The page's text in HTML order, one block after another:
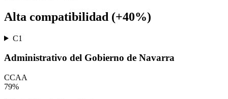
Alta compatibilidad (+40%)
C1
Administrativo del Gobierno de Navarra
CCAA
79%